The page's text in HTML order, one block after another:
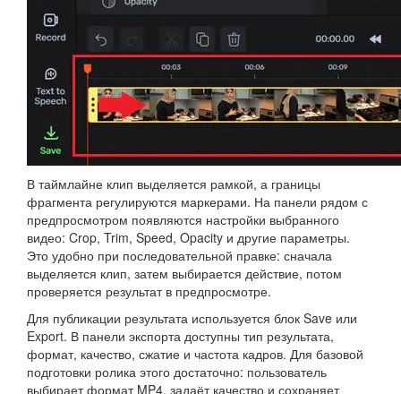
В таймлайне клип выделяется рамкой, а границы
фрагмента регулируются маркерами. На панели рядом с
предпросмотром появляются настройки выбранного
видео: Crop, Trim, Speed, Opacity и другие параметры.
Это удобно при последовательной правке: сначала
выделяется клип, затем выбирается действие, потом
проверяется результат в предпросмотре.
Для публикации результата используется блок Save или
Export. В панели экспорта доступны тип результата,
формат, качество, сжатие и частота кадров. Для базовой
подготовки ролика этого достаточно: пользователь
выбирает формат MP4, задаёт качество и сохраняет